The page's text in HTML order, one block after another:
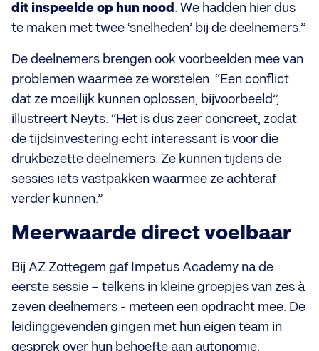
dit inspeelde op hun nood . We hadden hier dus
te maken met twee ‘snelheden’ bij de deelnemers.”
De deelnemers brengen ook voorbeelden mee van
problemen waarmee ze worstelen. “Een conflict
dat ze moeilijk kunnen oplossen, bijvoorbeeld”,
illustreert Neyts. “Het is dus zeer concreet, zodat
de tijdsinvestering echt interessant is voor die
drukbezette deelnemers. Ze kunnen tijdens de
sessies iets vastpakken waarmee ze achteraf
verder kunnen.”
Meerwaarde direct voelbaar
Bij AZ Zottegem gaf Impetus Academy na de
eerste sessie – telkens in kleine groepjes van zes à
zeven deelnemers - meteen een opdracht mee. De
leidinggevenden gingen met hun eigen team in
gesprek over hun behoefte aan autonomie,